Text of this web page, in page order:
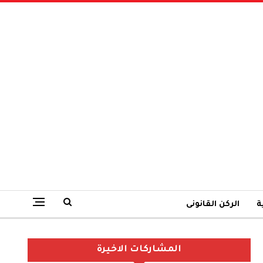
الركن القانونى
المشاركات الاخيرة